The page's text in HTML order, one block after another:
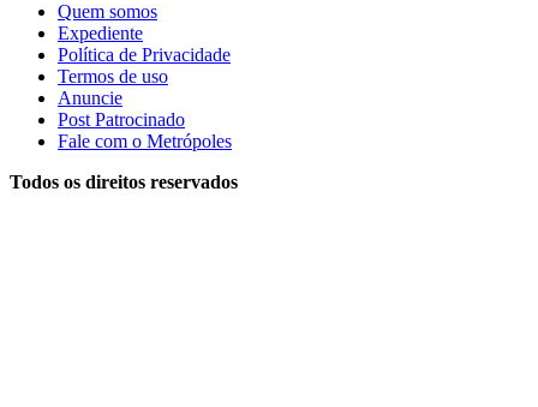
Quem somos
Expediente
Política de Privacidade
Termos de uso
Anuncie
Post Patrocinado
Fale com o Metrópoles
Todos os direitos reservados